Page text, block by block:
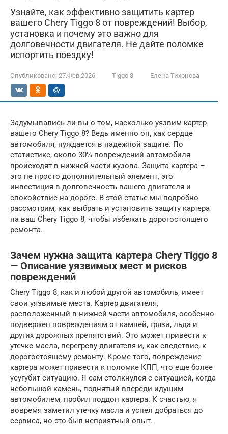
Узнайте, как эффективно защитить картер
вашего Chery Tiggo 8 от повреждений! Выбор,
установка и почему это важно для
долговечности двигателя. Не дайте поломке
испортить поездку!
Опубликовано: 27.Фев.2026 Tiggo 8 Елена Тихонова
Задумывались ли вы о том, насколько уязвим картер
вашего Chery Tiggo 8? Ведь именно он, как сердце
автомобиля, нуждается в надежной защите. По
статистике, около 30% повреждений автомобиля
происходят в нижней части кузова. Защита картера –
это не просто дополнительный элемент, это
инвестиция в долговечность вашего двигателя и
спокойствие на дороге. В этой статье мы подробно
рассмотрим, как выбрать и установить защиту картера
на ваш Chery Tiggo 8, чтобы избежать дорогостоящего
ремонта.
Зачем нужна защита картера Chery Tiggo 8
— Описание уязвимых мест и рисков
повреждений
Chery Tiggo 8, как и любой другой автомобиль, имеет
свои уязвимые места. Картер двигателя,
расположенный в нижней части автомобиля, особенно
подвержен повреждениям от камней, грязи, льда и
других дорожных препятствий. Это может привести к
утечке масла, перегреву двигателя и, как следствие, к
дорогостоящему ремонту. Кроме того, повреждение
картера может привести к поломке КПП, что еще более
усугубит ситуацию. Я сам столкнулся с ситуацией, когда
небольшой камень, поднятый впереди идущим
автомобилем, пробил поддон картера. К счастью, я
вовремя заметил утечку масла и успел добраться до
сервиса, но это был неприятный опыт.